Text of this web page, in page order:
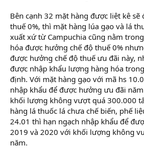
Bên cạnh 32 mặt hàng được liệt kê
thuế 0%, thì mặt hàng lúa gạo và lá
xuất xứ từ Campuchia cũng nằm
hóa được hưởng chế độ thuế 0%
được hưởng chế độ thuế ưu đãi này,
được nhập khẩu lượng hàng hóa
định. Với mặt hàng gạo với mã hs
nhập khẩu để được hưởng ưu đãi
khối lượng không vượt quá 300.000
hàng lá thuốc lá chưa chế biến, phế
24.01 thì hạn ngạch nhập khẩu để
2019 và 2020 với khối lượng không
năm.